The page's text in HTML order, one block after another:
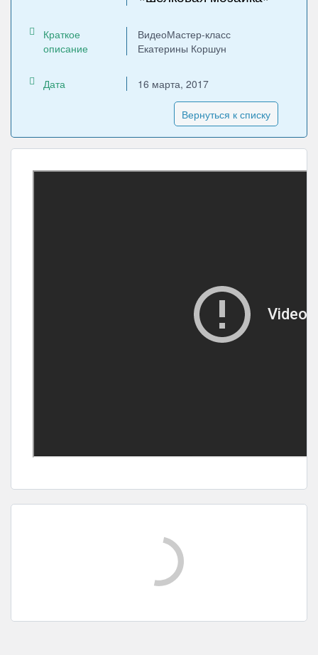
Краткое
описание
ВидеоМастер-класс
Екатерины Коршун
Дата 16 марта, 2017
Вернуться к списку